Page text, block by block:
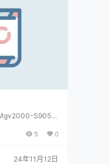
S905L-
5 0
24年11月12日